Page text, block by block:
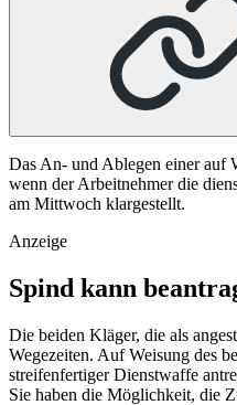
Das An- und Ablegen einer auf
wenn der Arbeitnehmer die
am Mittwoch klargestellt.
Anzeige
Spind kann
Die beiden Kläger, die als
Wegezeiten. Auf Weisung des
streifenfertiger Dienstwaffe
Sie haben die Möglichkeit, die